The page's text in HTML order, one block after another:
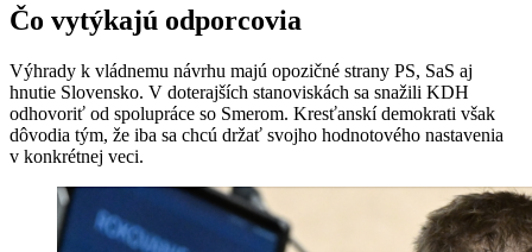
Čo vytýkajú odporcovia
Výhrady k vládnemu návrhu majú opozičné strany PS, SaS aj
hnutie Slovensko. V doterajších stanoviskách sa snažili KDH
odhovoriť od spolupráce so Smerom. Kresťanskí demokrati však
dôvodia tým, že iba sa chcú držať svojho hodnotového nastavenia
v konkrétnej veci.